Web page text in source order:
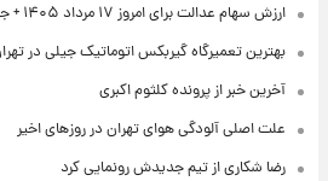
ارزش سهام عدالت برای امروز ۱۷ مرداد ۱۴۰۵ + جدول
بهترین تعمیرگاه گیربکس اتوماتیک جیلی در
آخرین خبر از پرونده کلثوم اکبری
علت اصلی آلودگی هوای تهران در روزهای اخیر
رضا شکاری از تیم جدیدش رونمایی کرد